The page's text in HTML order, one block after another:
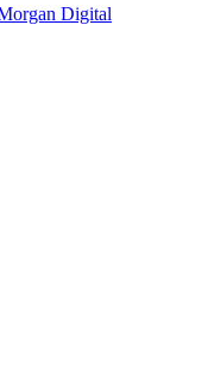
Digital